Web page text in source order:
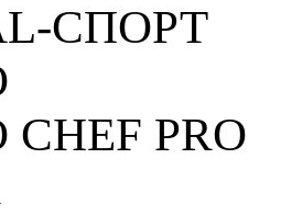
СПОРТ
CHEF PRO